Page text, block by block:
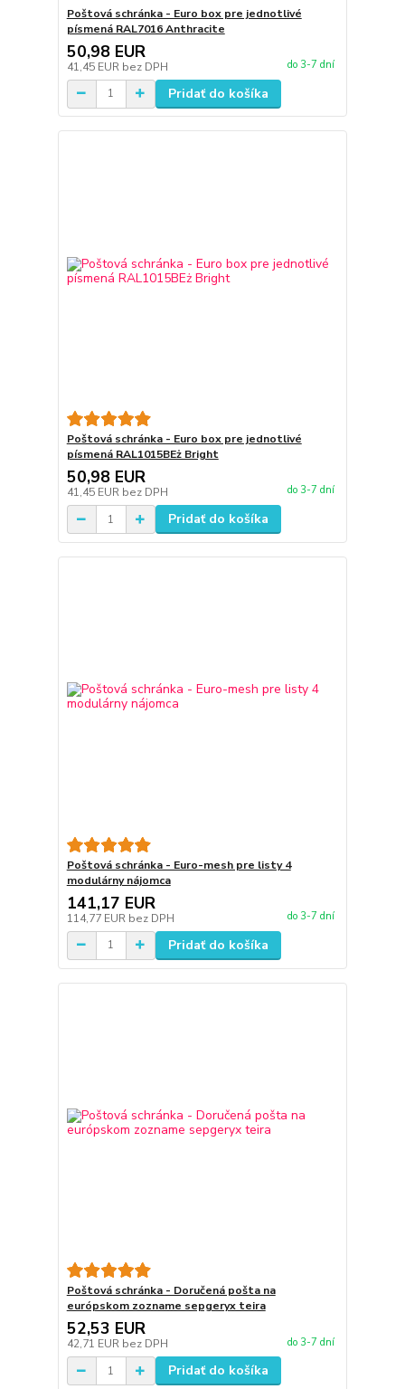
Poštová schránka - Euro box pre jednotlivé
písmená RAL7016 Anthracite
50,98 EUR
41,45 EUR bez DPH do 3-7 dní
Pridať do košíka
Poštová schránka - Euro box pre jednotlivé
písmená RAL1015BEż Bright
50,98 EUR
41,45 EUR bez DPH do 3-7 dní
Pridať do košíka
Poštová schránka - Euro-mesh pre listy 4
modulárny nájomca
141,17 EUR
114,77 EUR bez DPH do 3-7 dní
Pridať do košíka
Poštová schránka - Doručená pošta na
európskom zozname sepgeryx teira
52,53 EUR
42,71 EUR bez DPH do 3-7 dní
Pridať do košíka